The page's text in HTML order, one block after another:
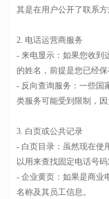
其是在用户公开了联系方
2. 电话运营商服务
- 来电显示：如果您收到
的姓名，前提是您已经
- 反向查询服务：一些国
类服务可能受到限制，因
3. 白页或公共记录
- 白页目录：虽然现在使
以用来查找固定电话号码
- 企业黄页：如果是商业
名称及其员工信息。